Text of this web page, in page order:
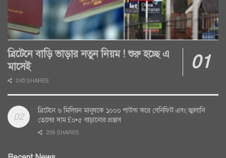
ব্রিটেনে বাড়ি ভাড়ার নতুন নিয়ম ! শুরু হচ্ছে এ
মাসেই
245 SHARES
ব্রিটেনে ৬ মিলিয়ন মানুষকে ১০০০ পাউন্ড করে বেনিফিট এবং জ্বালানি
তেলের দাম £০•৫ বাড়ানোর প্রস্তাব
206 SHARES